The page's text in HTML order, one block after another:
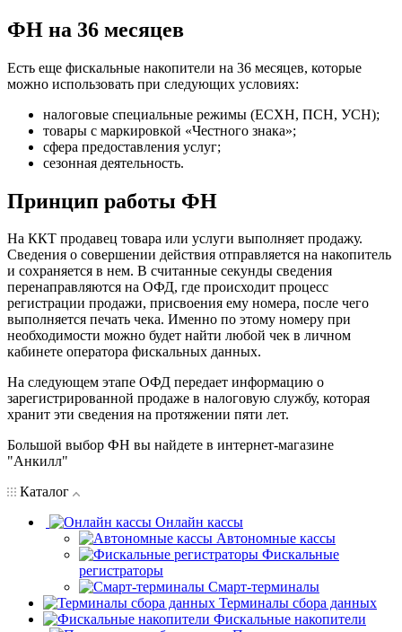
ФН на 36 месяцев
Есть еще фискальные накопители на 36 месяцев, которые
можно использовать при следующих условиях:
налоговые специальные режимы (ЕСХН, ПСН, УСН);
товары с маркировкой «Честного знака»;
сфера предоставления услуг;
сезонная деятельность.
Принцип работы ФН
На ККТ продавец товара или услуги выполняет продажу.
Сведения о совершении действия отправляется на накопитель
и сохраняется в нем. В считанные секунды сведения
перенаправляются на ОФД, где происходит процесс
регистрации продажи, присвоения ему номера, после чего
выполняется печать чека. Именно по этому номеру при
необходимости можно будет найти любой чек в личном
кабинете оператора фискальных данных.
На следующем этапе ОФД передает информацию о
зарегистрированной продаже в налоговую службу, которая
хранит эти сведения на протяжении пяти лет.
Большой выбор ФН вы найдете в интернет-магазине
"Анкилл"
Каталог
Онлайн кассы
Автономные кассы
Фискальные
регистраторы
Смарт-терминалы
Терминалы сбора данных
Фискальные накопители